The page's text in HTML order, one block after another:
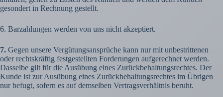
gesondert in Rechnung gestellt.
6. Barzahlungen werden von uns nicht akzeptiert.
7. Gegen unsere Vergütungsansprüche kann nur mit unbestrittenen
oder rechtskräftig festgestellten Forderungen aufgerechnet werden.
Dasselbe gilt für die Ausübung eines Zurückbehaltungsrechtes. Der
Kunde ist zur Ausübung eines Zurückbehaltungsrechtes im Übrigen
nur befugt, sofern es auf demselben Vertragsverhältnis beruht.